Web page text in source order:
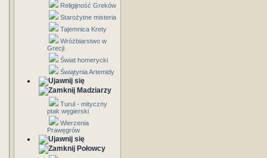
Religijność Greków
Starożytne misteria
Tajemnica Krety
Wróżbiarstwo w
Grecji
Świat homerycki
Świątynia Artemidy
Madziarzy
Turul - mityczny
ptak węgierski
Wierzenia
Prawęgrów
Połowcy